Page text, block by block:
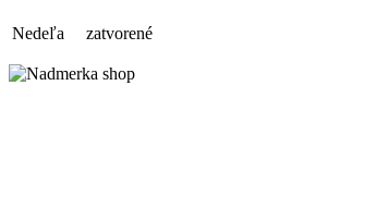
Nedeľa zatvorené